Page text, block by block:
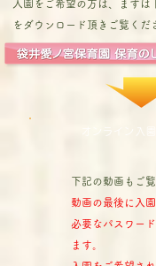
入園をご希望の方は、まずは
をダウンロード頂きご覧くだ
オンライン入
下記の動画もご覧
動画の最後に入
必要なパスワー
ます。